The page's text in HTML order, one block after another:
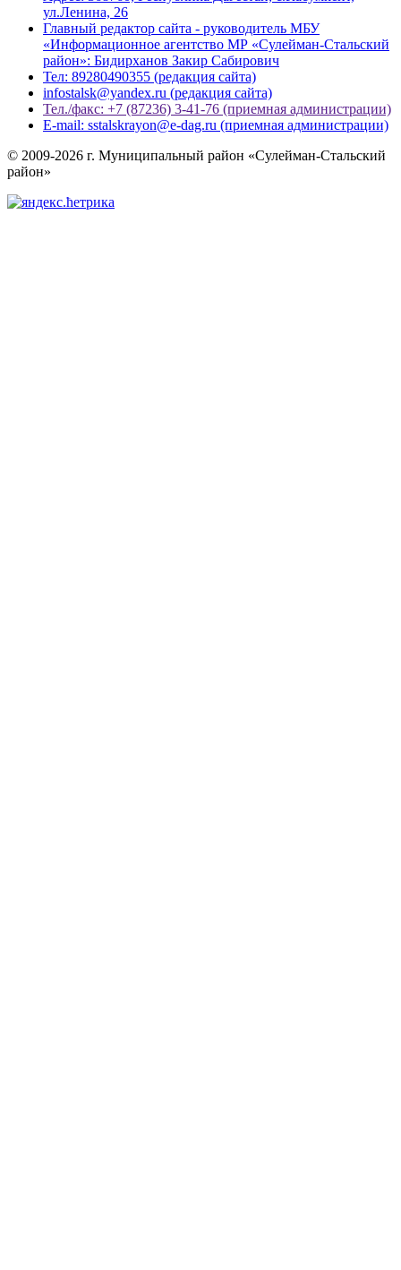
ул.Ленина, 26
Главный редактор сайта - руководитель МБУ
«Информационное агентство МР «Сулейман-Стальский
район»: Бидирханов Закир Сабирович
Тел: 89280490355 (редакция сайта)
infostalsk@yandex.ru (редакция сайта)
Тел./факс: +7 (87236) 3-41-76 (приемная администрации)
E-mail: sstalskrayon@e-dag.ru (приемная администрации)
© 2009-2026 г. Муниципальный район «Сулейман-Стальский
район»